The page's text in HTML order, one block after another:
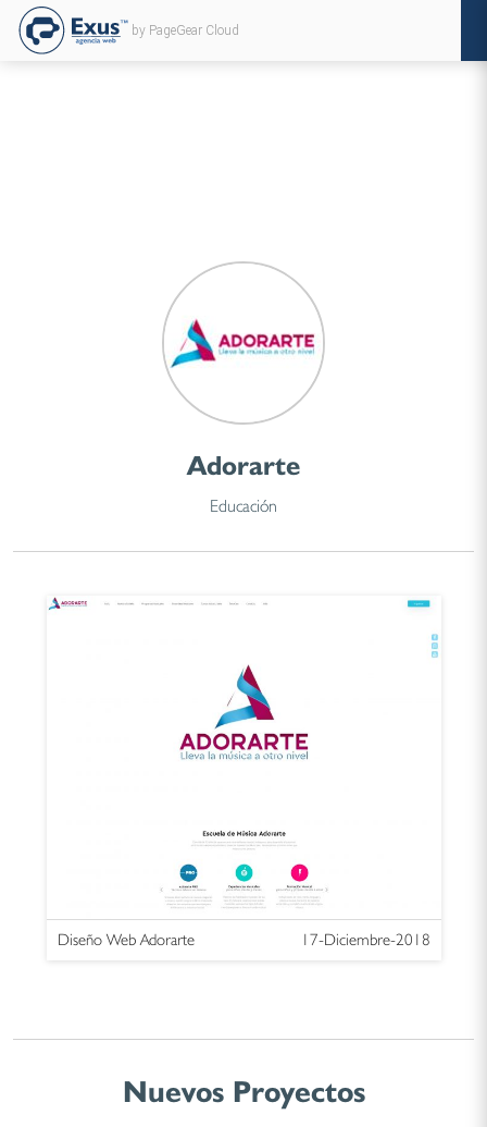
by PageGear Cloud
Adorarte
Educación
Diseño Web Adorarte 17-Diciembre-2018
Nuevos Proyectos